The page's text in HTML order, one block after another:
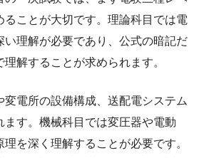
ることが大切です。理論科目では電
い理解が必要であり、公式の暗記だ
解することが求められます。
変電所の設備構成、送配電システム
ます。機械科目では変圧器や電動
を深く理解することが必要です。